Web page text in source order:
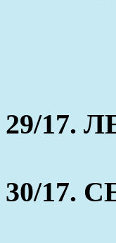
29/17.
30/17.